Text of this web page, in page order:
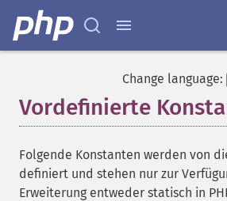
Change language:
Vordefinierte
Folgende Konstanten werden von
definiert und stehen nur zur
Erweiterung entweder statisch in